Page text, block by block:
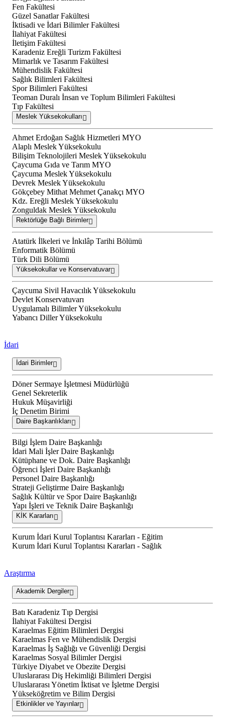
Fen Fakültesi
Güzel Sanatlar Fakültesi
İktisadi ve İdari Bilimler Fakültesi
İlahiyat Fakültesi
İletişim Fakültesi
Karadeniz Ereğli Turizm Fakültesi
Mimarlık ve Tasarım Fakültesi
Mühendislik Fakültesi
Sağlık Bilimleri Fakültesi
Spor Bilimleri Fakültesi
Teoman Duralı İnsan ve Toplum Bilimleri Fakültesi
Tıp Fakültesi
Meslek Yüksekokulları
Ahmet Erdoğan Sağlık Hizmetleri MYO
Alaplı Meslek Yüksekokulu
Bilişim Teknolojileri Meslek Yüksekokulu
Çaycuma Gıda ve Tarım MYO
Çaycuma Meslek Yüksekokulu
Devrek Meslek Yüksekokulu
Gökçebey Mithat Mehmet Çanakçı MYO
Kdz. Ereğli Meslek Yüksekokulu
Zonguldak Meslek Yüksekokulu
Rektörlüğe Bağlı Birimler
Atatürk İlkeleri ve İnkılâp Tarihi Bölümü
Enformatik Bölümü
Türk Dili Bölümü
Yüksekokullar ve Konservatuvar
Çaycuma Sivil Havacılık Yüksekokulu
Devlet Konservatuvarı
Uygulamalı Bilimler Yüksekokulu
Yabancı Diller Yüksekokulu
İdari
İdari Birimler
Döner Sermaye İşletmesi Müdürlüğü
Genel Sekreterlik
Hukuk Müşavirliği
İç Denetim Birimi
Daire Başkanlıkları
Bilgi İşlem Daire Başkanlığı
İdari Mali İşler Daire Başkanlığı
Kütüphane ve Dok. Daire Başkanlığı
Öğrenci İşleri Daire Başkanlığı
Personel Daire Başkanlığı
Strateji Geliştirme Daire Başkanlığı
Sağlık Kültür ve Spor Daire Başkanlığı
Yapı İşleri ve Teknik Daire Başkanlığı
KİK Kararları
Kurum İdari Kurul Toplantısı Kararları - Eğitim
Kurum İdari Kurul Toplantısı Kararları - Sağlık
Araştırma
Akademik Dergiler
Batı Karadeniz Tıp Dergisi
İlahiyat Fakültesi Dergisi
Karaelmas Eğitim Bilimleri Dergisi
Karaelmas Fen ve Mühendislik Dergisi
Karaelmas İş Sağlığı ve Güvenliği Dergisi
Karaelmas Sosyal Bilimler Dergisi
Türkiye Diyabet ve Obezite Dergisi
Uluslararası Diş Hekimliği Bilimleri Dergisi
Uluslararası Yönetim İktisat ve İşletme Dergisi
Yükseköğretim ve Bilim Dergisi
Etkinlikler ve Yayınlar